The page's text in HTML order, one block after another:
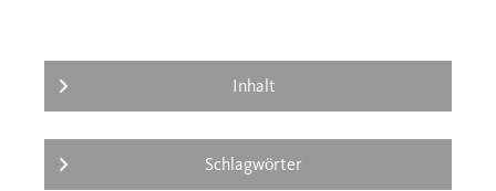
Inhalt
Schlagwörter